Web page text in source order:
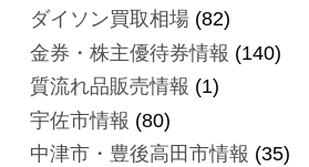
ダイソン買取相場(82)
金券・株主優待券情報 (140)
質流れ品販売情報 (1)
宇佐市情報 (80)
中津市・豊後高田市情報 (35)